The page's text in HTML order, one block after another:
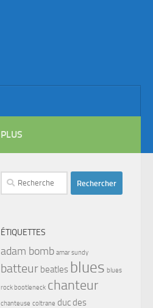
PLUS
Rechercher :
ÉTIQUETTES
adam bomb amar sundy
batteur beatles blues blues
rock bootleneck chanteur
chanteuse coltrane duc des